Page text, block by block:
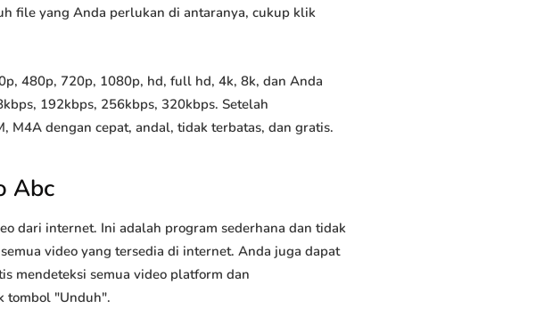
file yang Anda perlukan di antaranya, cukup klik
480p, 720p, 1080p, hd, full hd, 4k, 8k, dan Anda
192kbps, 256kbps, 320kbps. Setelah
M4A dengan cepat, andal, tidak terbatas, dan gratis.
Abc
dari internet. Ini adalah program sederhana dan tidak
video yang tersedia di internet. Anda juga dapat
mendeteksi semua video platform dan
tombol "Unduh".